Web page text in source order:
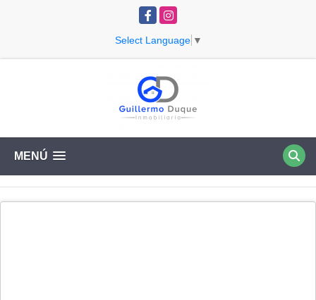
FacebookInstagram
Select Language ▼
MENÚ